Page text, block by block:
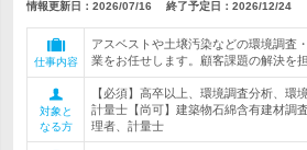
情報更新日：2026/07/16 終了予定日： 2026/12/24
仕事内容
アスベストや土壌汚染などの環境調査
業をお任せします。顧客課題の解決を
対象と
なる方
【必須】高卒以上、環境調査分析、環
計量士【尚可】建築物石綿含有建材調
理者、計量士